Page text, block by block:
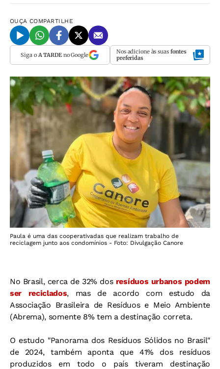
OUÇA COMPARTILHE
Siga o A TARDEno Google Nos adicione às suas fontes
preferidas
Paula é uma das cooperativadas que realizam trabalho de
reciclagem junto aos condomínios - Foto: Divulgação Canore
No Brasil, cerca de 32% dos resíduos urbanos podem
ser reciclados, mas de acordo com estudo da
Associação Brasileira de Resíduos e Meio Ambiente
(Abrema), somente 8% tem a destinação correta.
O estudo "Panorama dos Resíduos Sólidos no Brasil"
de 2024, também aponta que 41% dos resíduos
produzidos em todo o país tiveram destinação